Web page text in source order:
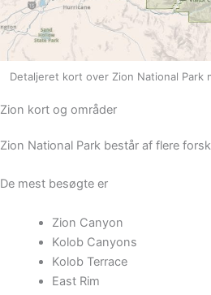
Detaljeret kort over Zion National Park
Zion kort og områder
Zion National Park består af flere
De mest besøgte er
Zion Canyon
Kolob Canyons
Kolob Terrace
East Rim